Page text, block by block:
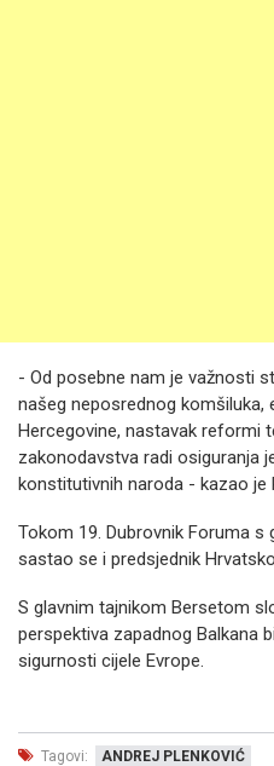
- Od posebne nam je važnosti
našeg neposrednog komšiluka,
Hercegovine, nastavak reformi
zakonodavstva radi osiguranja
konstitutivnih naroda - kazao je
Tokom 19. Dubrovnik Foruma s
sastao se i predsjednik
S glavnim tajnikom Bersetom
perspektiva zapadnog Balkana
sigurnosti cijele Evrope.
Tagovi: ANDREJ PLENKOVIĆ